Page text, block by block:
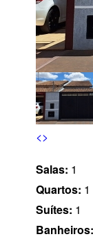
<>
Salas: 1
Quartos: 1
Suítes: 1
Banheiros: